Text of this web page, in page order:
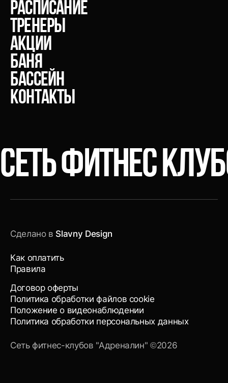
расписание
тренеры
акции
Баня
Бассейн
Контакты
СЕТЬ ФИТНЕС
Сделано в Slavny Design
Как оплатить
Правила
Договор оферты
Политика обработки файлов cookie
Положение о видеонаблюдении
Политика обработки персональных данных
Сеть фитнес-клубов "Адреналин" ©2026